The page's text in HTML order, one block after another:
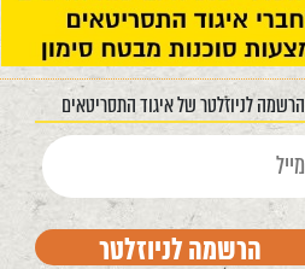
הרשמה לניוזלטר של איגוד התסריטאים